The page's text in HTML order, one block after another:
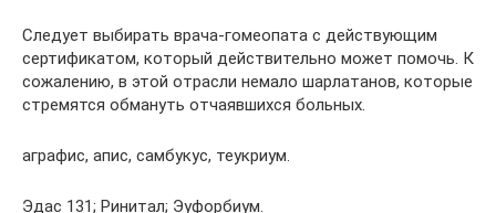
Следует выбирать врача-гомеопата с действующим
сертификатом, который действительно может помочь. К
сожалению, в этой отрасли немало шарлатанов, которые
стремятся обмануть отчаявшихся больных.
аграфис, апис, самбукус, теукриум.
Эдас 131; Ринитал; Эуфорбиум.